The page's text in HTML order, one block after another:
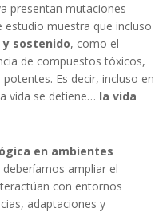
presentan mutaciones
muestra que incluso
sostenido, como el
de compuestos tóxicos,
Es decir, incluso en
vida se detiene… la vida
en ambientes
deberíamos ampliar el
con entornos
adaptaciones y